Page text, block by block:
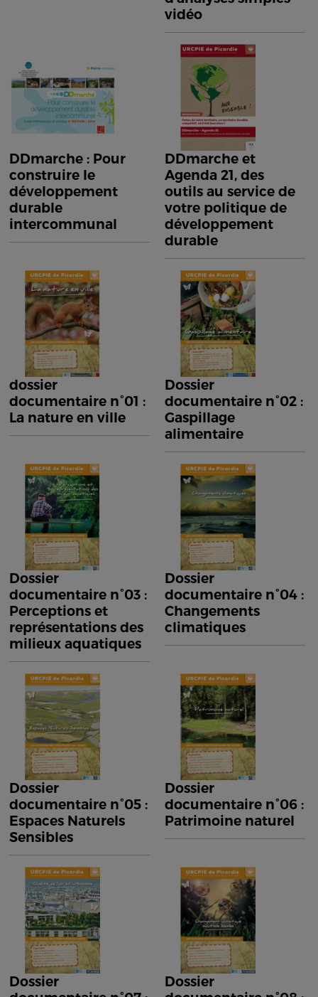
vidéo
DDmarche : Pour
construire le
développement
durable
intercommunal
DDmarche et
Agenda 21, des
outils au service de
votre politique de
développement
durable
dossier
documentaire n°01 :
La nature en ville
Dossier
documentaire n°02 :
Gaspillage
alimentaire
Dossier
documentaire n°03 :
Perceptions et
représentations des
milieux aquatiques
Dossier
documentaire n°04 :
Changements
climatiques
Dossier
documentaire n°05 :
Espaces Naturels
Sensibles
Dossier
documentaire n°06 :
Patrimoine naturel
Dossier
Dossier